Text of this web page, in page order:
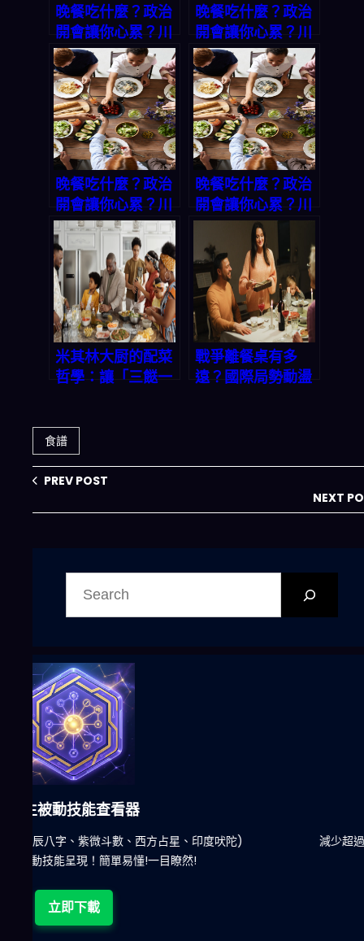
晚餐吃什麼？政治
開會讓你心累？川
普與州長和解給我
的啟示：這款
App 讓全家晚餐
選擇「一鍵搞定」
晚餐吃什麼？政治
開會讓你心累？川
普與州長和解給我
的啟示：這款
App 讓全家晚餐
選擇「一鍵搞定」
晚餐吃什麼？政治
開會讓你心累？川
普與州長和解給我
的啟示：這款
App 讓全家晚餐
選擇「一鍵搞定」
晚餐吃什麼？政治
開會讓你心累？川
普與州長和解給我
的啟示：這款
App 讓全家晚餐
選擇「一鍵搞定」
米其林大厨的配菜
哲學：讓「三餸一
「今晚吃什麼」
戰爭離餐桌有多
遠？國際局勢動盪
食譜
PREV POST
NEXT
減少超過500萬個低概率中獎組合，提高中獎率